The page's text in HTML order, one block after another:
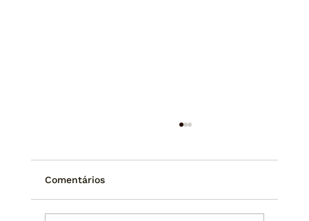
Comentários